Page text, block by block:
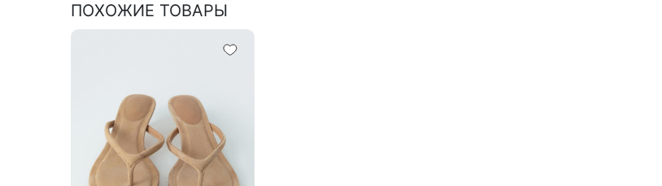
ПОХОЖИЕ ТОВАРЫ